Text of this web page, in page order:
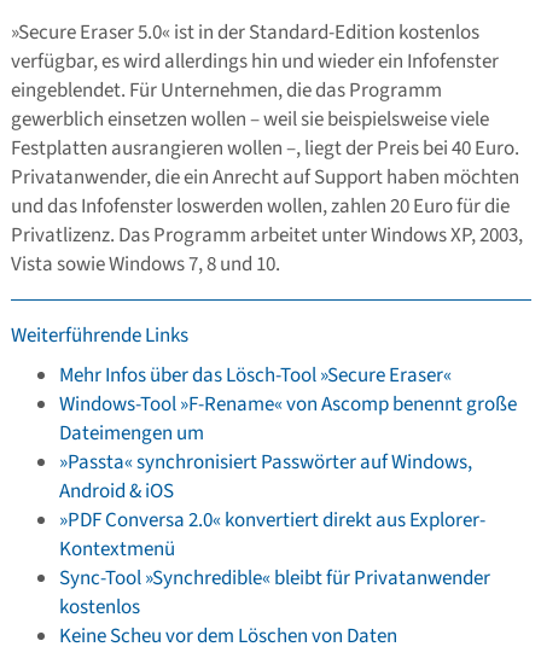
»Secure Eraser 5.0« ist in der Standard-Edition kostenlos
verfügbar, es wird allerdings hin und wieder ein Infofenster
eingeblendet. Für Unternehmen, die das Programm
gewerblich einsetzen wollen – weil sie beispielsweise viele
Festplatten ausrangieren wollen –, liegt der Preis bei 40 Euro.
Privatanwender, die ein Anrecht auf Support haben möchten
und das Infofenster loswerden wollen, zahlen 20 Euro für die
Privatlizenz. Das Programm arbeitet unter Windows XP, 2003,
Vista sowie Windows 7, 8 und 10.
Weiterführende Links
Mehr Infos über das Lösch-Tool »Secure Eraser«
Windows-Tool »F-Rename« von Ascomp benennt große
Dateimengen um
»Passta« synchronisiert Passwörter auf Windows,
Android & iOS
»PDF Conversa 2.0« konvertiert direkt aus Explorer-
Kontextmenü
Sync-Tool »Synchredible« bleibt für Privatanwender
kostenlos
Keine Scheu vor dem Löschen von Daten